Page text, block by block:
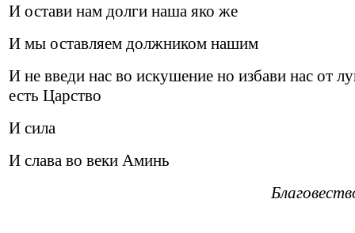
И остави нам долги наша яко же
И мы оставляем должником нашим
И не введи нас во искушение но избави нас от
есть Царство
И сила
И слава во веки Аминь